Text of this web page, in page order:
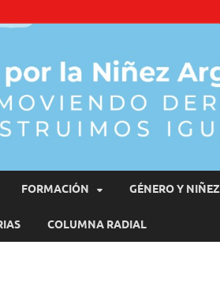
Igualdad
FORMACIÓN GÉNERO Y NIÑEZ
COLUMNA RADIAL